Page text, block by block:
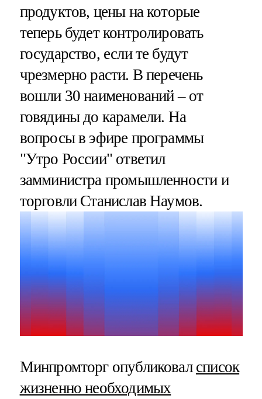
продуктов, цены на которые
теперь будет контролировать
государство, если те будут
чрезмерно расти. В перечень
вошли 30 наименований – от
говядины до карамели. На
вопросы в эфире программы
"Утро России" ответил
замминистра промышленности и
торговли Станислав Наумов.
Минпромторг опубликовал список
жизненно необходимых